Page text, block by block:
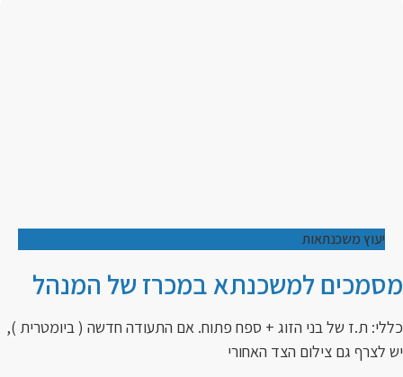
יעוץ משכנתאות
מסמכים למשכנתא במכרז של המנהל
כללי: ת.ז של בני הזוג + ספח פתוח. אם התעודה חדשה ( ביומטרית ),
יש לצרף גם צילום הצד האחורי